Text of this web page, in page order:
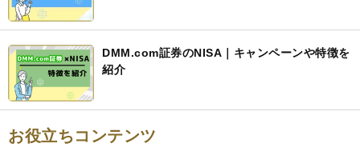
DMM.com証券のNISA｜キャンペーンや特徴を
紹介
お役立ちコンテンツ